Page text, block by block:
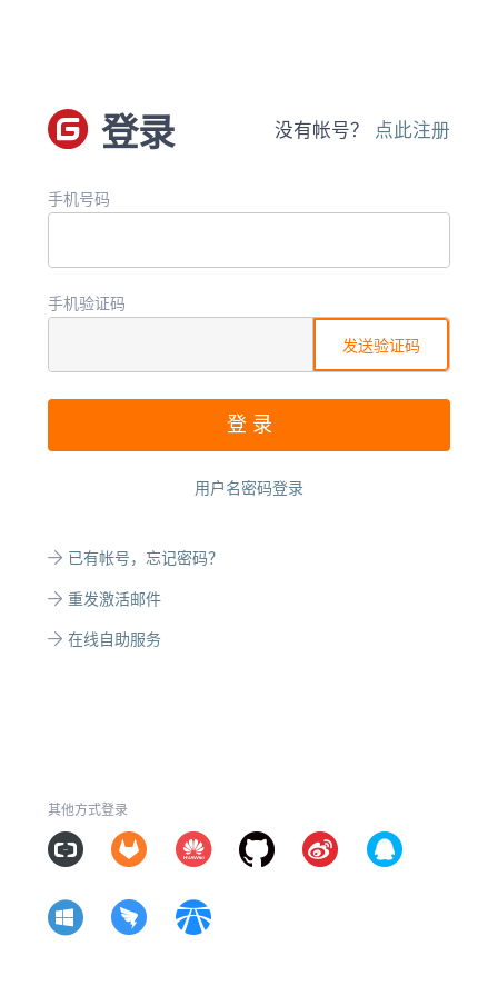
登录 没有帐号？ 点此注册
手机号码
手机验证码
发送验证码
用户名密码登录
已有帐号，忘记密码？
重发激活邮件
在线自助服务
其他方式登录